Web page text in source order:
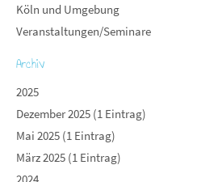
Köln und Umgebung
Veranstaltungen/Seminare
Archiv
2025
Dezember 2025 (1 Eintrag)
Mai 2025 (1 Eintrag)
März 2025 (1 Eintrag)